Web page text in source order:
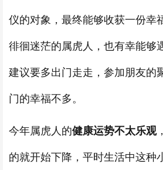
仪的对象，最终能够收获一份幸
徘徊迷茫的属虎人，也有幸能够
建议要多出门走走，参加朋友的
门的幸福不多。
今年属虎人的健康运势不太乐观
的就开始下降，平时生活中这种